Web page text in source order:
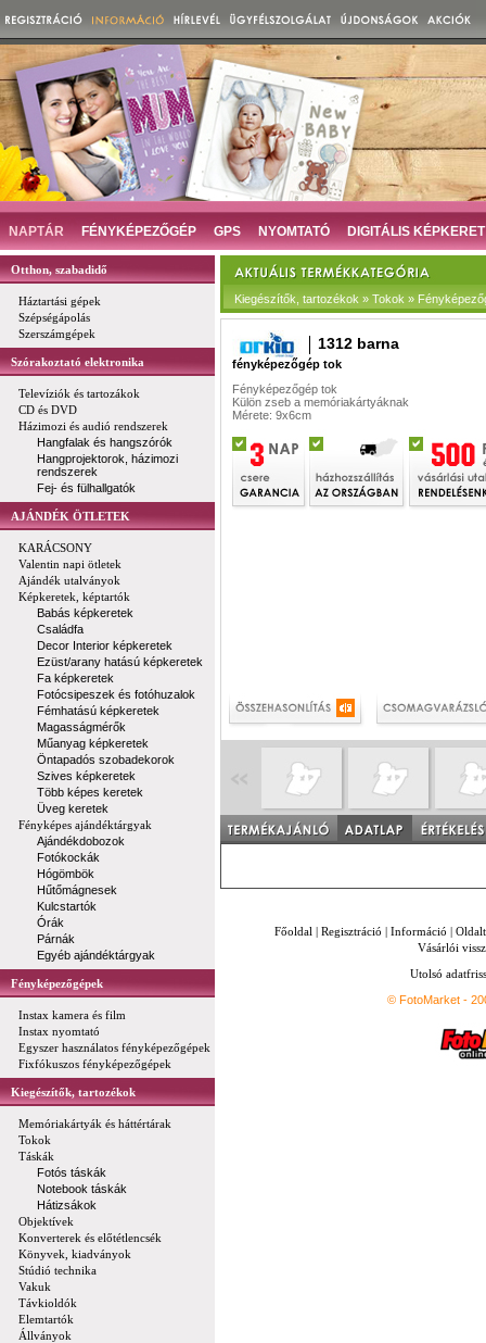
NAPTÁR FÉNYKÉPEZŐGÉP GPS NYOMTATÓ DIGITÁLIS KÉPKERET
Otthon, szabadidő
Háztartási gépek
Szépségápolás
Szerszámgépek
Szórakoztató elektronika
Televíziók és tartozákok
CD és DVD
Házimozi és audió rendszerek
Hangfalak és hangszórók
Hangprojektorok, házimozi
rendszerek
Fej- és fülhallgatók
AJÁNDÉK ÖTLETEK
KARÁCSONY
Valentin napi ötletek
Ajándék utalványok
Képkeretek, képtartók
Babás képkeretek
Családfa
Decor Interior képkeretek
Ezüst/arany hatású képkeretek
Fa képkeretek
Fotócsipeszek és fotóhuzalok
Fémhatású képkeretek
Magasságmérők
Műanyag képkeretek
Öntapadós szobadekorok
Szives képkeretek
Több képes keretek
Üveg keretek
Fényképes ajándéktárgyak
Ajándékdobozok
Fotókockák
Hógömbök
Hűtőmágnesek
Kulcstartók
Órák
Párnák
Egyéb ajándéktárgyak
Fényképezőgépek
Instax kamera és film
Instax nyomtató
Egyszer használatos fényképezőgépek
Fixfókuszos fényképezőgépek
Kiegészítők, tartozékok
Memóriakártyák és háttértárak
Tokok
Táskák
Fotós táskák
Notebook táskák
Hátizsákok
Objektívek
Konverterek és előtétlencsék
Könyvek, kiadványok
Stúdió technika
Vakuk
Távkioldók
Elemtartók
Állványok
Kiegészítők, tartozékok » Tokok »
1312 barna
fényképezőgép tok
Fényképezőgép tok
Külön zseb a memóriakártyáknak
Mérete: 9x6cm
Főoldal | Regisztráció | Információ |
Vásárlói
Utolsó
© FotoMarket -